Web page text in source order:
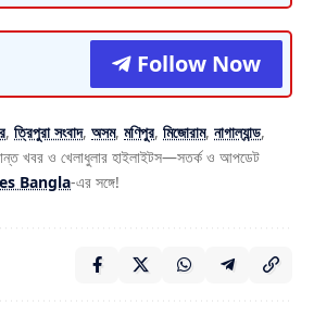
Follow Now
, ত্রিপুরা সংবাদ, অসম, মণিপুর, মিজোরাম, নাগাল্যান্ড,
খবর ও খেলাধুলার হাইলাইটস—সতর্ক ও আপডেট
Bangla-এর সঙ্গে!